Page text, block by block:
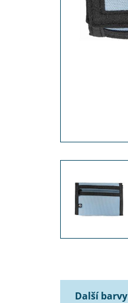
Další barvy